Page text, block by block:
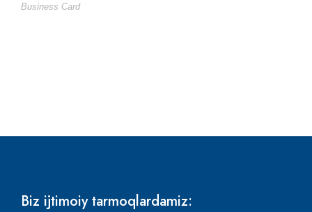
Business Card
Biz ijtimoiy tarmoqlardamiz: